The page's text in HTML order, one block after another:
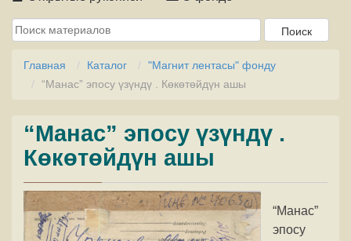
Главная Каталог
"Магнит лентасы" фонду
“Манас” эпосу үзүндү . Көкөтөйдүн ашы
“Манас” эпосу үзүндү .
Көкөтөйдүн ашы
“Манас”
эпосу